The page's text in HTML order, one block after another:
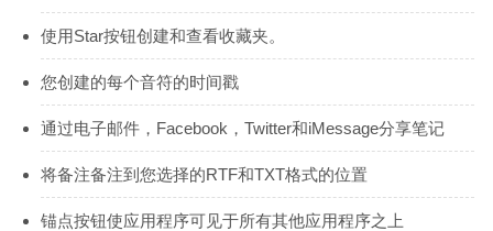
使用Star按钮创建和查看收藏夹。
您创建的每个音符的时间戳
通过电子邮件，Facebook，Twitter和iMessage分享笔记
将备注备注到您选择的RTF和TXT格式的位置
锚点按钮使应用程序可见于所有其他应用程序之上